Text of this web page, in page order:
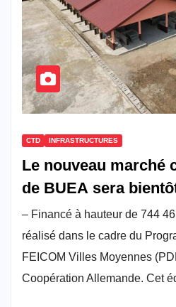
CTD INFRASTRUCTURES
Le nouveau marché
de BUEA sera
– Financé à hauteur de 744
réalisé dans le cadre du
FEICOM Villes Moyennes
Coopération Allemande. Cet